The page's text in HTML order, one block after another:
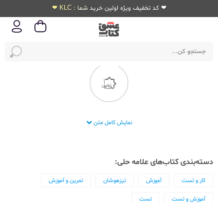
❤ کد تخفیف ویژه اولین خرید شما : KLC ❤
انتشارات علامه حلی
نمایش کامل متن
دسته‌بندی کتاب‌های علامه حلی:
کار و تست آموزش تیزهوشان تمرین و آموزش
آموزش و تست تست